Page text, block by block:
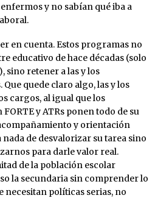
y no sabían qué iba a
en cuenta. Estos programas no
educativo de hace décadas (solo
sino retener a las y los
Que quede claro algo, las y los
cargos, al igual que los
y ATRs ponen todo de su
y orientación
nada de desvalorizar su tarea sino
para darle valor real.
de la población escolar
la secundaria sin comprender lo
necesitan políticas serias, no